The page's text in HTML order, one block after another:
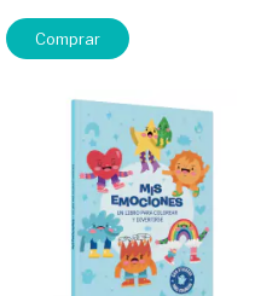
Comprar